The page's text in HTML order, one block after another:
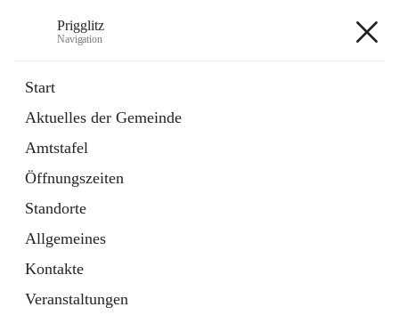
Prigglitz
Navigation
Start
Aktuelles der Gemeinde
Amtstafel
Öffnungszeiten
Standorte
Allgemeines
Kontakte
Veranstaltungen
Externe Webseite
in
Tab
Gemeindezeitung
Ordner
öffnet
in
neuem
Tab